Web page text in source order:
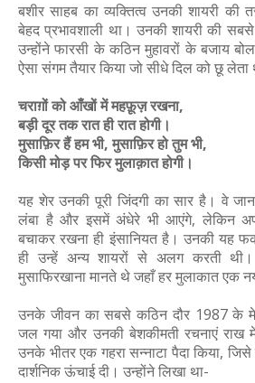
बशीर साहब का व्यक्तित्व उनकी शायरी
बेहद प्रभावशाली था। उनकी शायरी की
उन्होंने फारसी के कठिन मुहावरों के बजाय
ऐसा संगम तैयार किया जो सीधे दिल को छू लेता
चराग़ों को आँखों में महफ़ूज़ रखना,
बड़ी दूर तक रात ही रात होगी।
मुसाफ़िर हैं हम भी, मुसाफ़िर हो तुम भी,
किसी मोड़ पर फिर मुलाक़ात होगी।
यह शेर उनकी पूरी जिंदगी का सार है। वे
लंबा है और इसमें अंधेरे भी आएंगे, लेकिन
बचाकर रखना ही इंसानियत है। उनकी यह
ही उन्हें अन्य शायरों से अलग करती
मुसाफिरखाना मानते थे जहाँ हर मुलाकात एक
उनके जीवन का सबसे कठिन दौर 1987 के
जल गया और उनकी बेशकीमती रचनाएं
उनके भीतर एक गहरा सन्नाटा पैदा किया,
दार्शनिक ऊंचाई दी। उन्होंने लिखा था-